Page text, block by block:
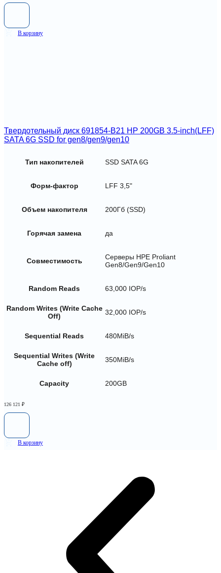
В корзину
Твердотельный диск 691854-B21 HP 200GB 3.5-inch(LFF)
SATA 6G SSD for gen8/gen9/gen10
Тип накопителей SSD SATA 6G
Форм-фактор LFF 3,5"
Объем накопителя 200Гб (SSD)
Горячая замена да
Совместимость
Серверы HPE Proliant
Gen8/Gen9/Gen10
Random Reads 63,000 IOP/s
Random Writes (Write Cache
Off)
32,000 IOP/s
Sequential Reads 480MiB/s
Sequential Writes (Write
Cache off)
350MiB/s
Capacity 200GB
126 121 ₽
В корзину